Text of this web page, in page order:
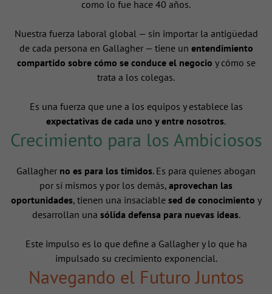
como lo fue hace 40 años.
Nuestra fuerza laboral global — sin importar la antigüedad
de cada persona en Gallagher — tiene un entendimiento
compartido sobre cómo se conduce el negocio y cómo se
trata a los colegas.
Es una fuerza que une a los equipos y establece las
expectativas de cada uno y entre nosotros.
Crecimiento para los Ambiciosos
Gallagher no es para los tímidos. Es para quienes abogan
por sí mismos y por los demás, aprovechan las
oportunidades, tienen una insaciable sed de conocimiento y
desarrollan una sólida defensa para nuevas ideas.
Este impulso es lo que define a Gallagher y lo que ha
impulsado su crecimiento exponencial.
Navegando el Futuro Juntos